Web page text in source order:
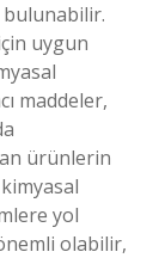
bulunabilir.
uygun
maddeler,
ürünlerin
yol
olabilir,